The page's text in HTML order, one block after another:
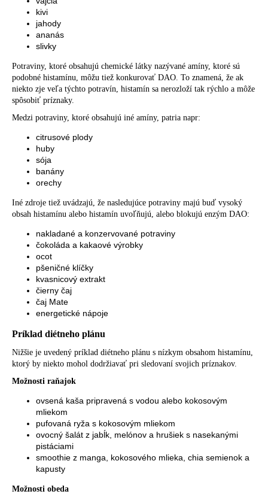
kivi
jahody
ananás
slivky
Potraviny, ktoré obsahujú chemické látky nazývané amíny, ktoré sú
podobné histamínu, môžu tiež konkurovať DAO. To znamená, že ak
niekto zje veľa týchto potravín, histamín sa nerozloží tak rýchlo a môže
spôsobiť príznaky.
Medzi potraviny, ktoré obsahujú iné amíny, patria napr:
citrusové plody
huby
sója
banány
orechy
Iné zdroje tiež uvádzajú, že nasledujúce potraviny majú buď vysoký
obsah histamínu alebo histamín uvoľňujú, alebo blokujú enzým DAO:
nakladané a konzervované potraviny
čokoláda a kakaové výrobky
ocot
pšeničné klíčky
kvasnicový extrakt
čierny čaj
čaj Mate
energetické nápoje
Príklad diétneho plánu
Nižšie je uvedený príklad diétneho plánu s nízkym obsahom histamínu,
ktorý by niekto mohol dodržiavať pri sledovaní svojich príznakov.
Možnosti raňajok
ovsená kaša pripravená s vodou alebo kokosovým
mliekom
pufovaná ryža s kokosovým mliekom
ovocný šalát z jabĺk, melónov a hrušiek s nasekanými
pistáciami
smoothie z manga, kokosového mlieka, chia semienok a
kapusty
Možnosti obeda